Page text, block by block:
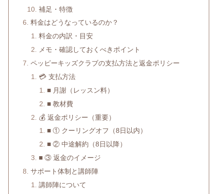
補足・特徴
料金はどうなっているのか？
料金の内訳・目安
メモ・確認しておくべきポイント
ペッピーキッズクラブの支払方法と返金ポリシー
💳 支払方法
■ 月謝（レッスン料）
■ 教材費
💰 返金ポリシー（重要）
■ ① クーリングオフ（8日以内）
■ ② 中途解約（8日以降）
■ ③ 返金のイメージ
サポート体制と講師陣
講師陣について